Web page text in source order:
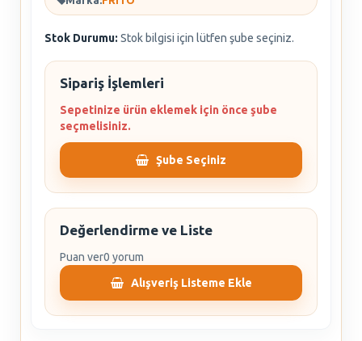
Stok Durumu: Stok bilgisi için lütfen şube seçiniz.
Sipariş İşlemleri
Sepetinize ürün eklemek için önce şube
seçmelisiniz.
Şube Seçiniz
Değerlendirme ve Liste
Puan ver0 yorum
Alışveriş Listeme Ekle